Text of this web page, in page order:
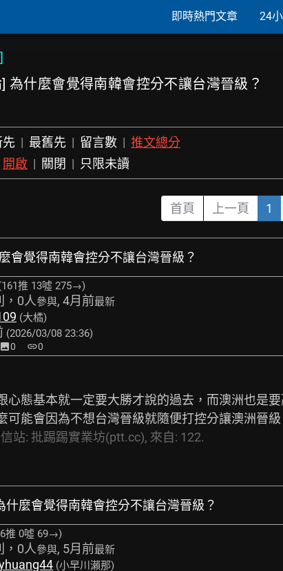
即時熱門文章 24
]
] 為什麼會覺得南韓會控分不讓台灣晉級？
先 | 最舊先 | 留言數 | 推文總分
開啟 | 關閉 | 只限未讀
首頁 上一頁 1
會覺得南韓會控分不讓台灣晉級？
推 13噓 275→)
，0人參與, 4月前最新
(大橘)
(2026/03/08 23:36)
image0 link0
心態基本就一定要大勝才說的過去，而澳洲也是
可能會因為不想台灣晉級就隨便打控分讓澳洲晉
站: 批踢踢實業坊(ptt.cc), 來自: 122.
什麼會覺得南韓會控分不讓台灣晉級？
推 0噓 69→)
，0人參與, 5月前最新
(小早川瀨那)